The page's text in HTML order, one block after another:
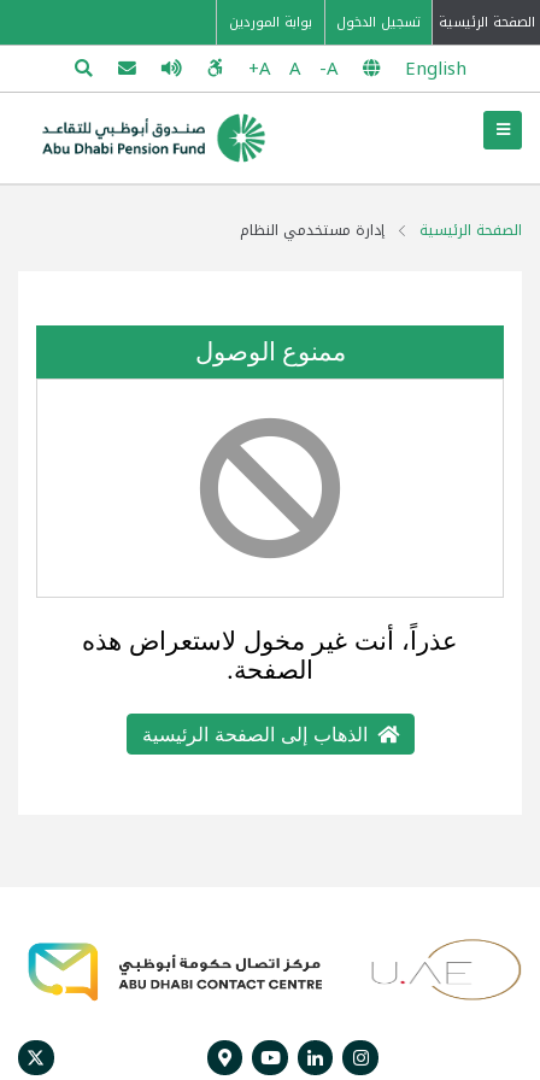
الصفحة الرئيسية تسجيل الدخول بوابة الموردين
English
الصفحة الرئيسية إدارة مستخدمي النظام